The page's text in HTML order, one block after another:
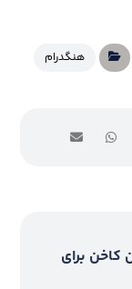
هنگدرام
برای